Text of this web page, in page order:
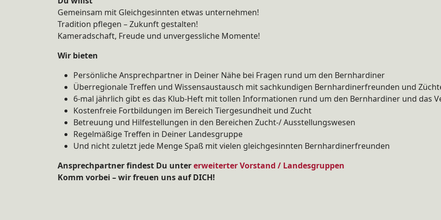
Gemeinsam mit Gleichgesinnten etwas unternehmen!
Tradition pflegen – Zukunft gestalten!
Kameradschaft, Freude und unvergessliche Momente!
Wir bieten
Persönliche Ansprechpartner in Deiner Nähe bei Fragen rund um den Bernhardiner
Überregionale Treffen und Wissensaustausch mit sachkundigen Bernhardinerfreunden und
6-mal jährlich gibt es das Klub-Heft mit tollen Informationen rund um den Bernhardiner und das
Kostenfreie Fortbildungen im Bereich Tiergesundheit und Zucht
Betreuung und Hilfestellungen in den Bereichen Zucht-/ Ausstellungswesen
Regelmäßige Treffen in Deiner Landesgruppe
Und nicht zuletzt jede Menge Spaß mit vielen gleichgesinnten Bernhardinerfreunden
Ansprechpartner findest Du untererweiterter Vorstand / Landesgruppen
Komm vorbei – wir freuen uns auf DICH!